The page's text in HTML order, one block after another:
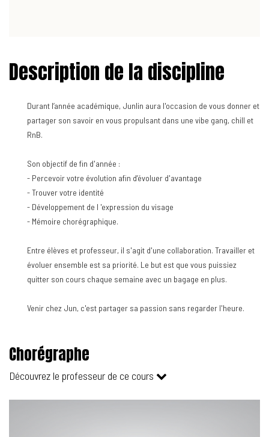
Description de la discipline
Durant l’année académique, Junlin aura l'occasion de vous donner et
partager son savoir en vous propulsant dans une vibe gang, chill et
RnB.
Son objectif de fin d'année :
- Percevoir votre évolution afin d’évoluer d'avantage
- Trouver votre identité
- Développement de l 'expression du visage
- Mémoire chorégraphique.
Entre élèves et professeur, il s'agit d'une collaboration. Travailler et
évoluer ensemble est sa priorité. Le but est que vous puissiez
quitter son cours chaque semaine avec un bagage en plus.
Venir chez Jun, c'est partager sa passion sans regarder l'heure.
Chorégraphe
Découvrez le professeur de ce cours